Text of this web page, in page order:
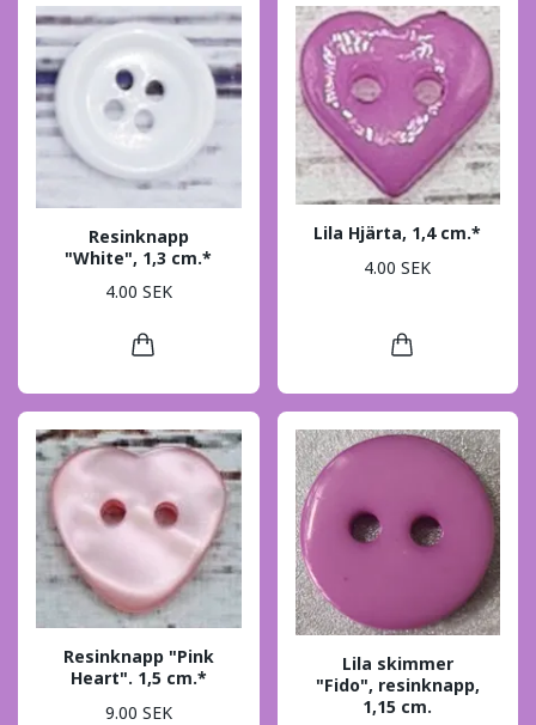
Resinknapp
"White", 1,3 cm.*
4.00 SEK
Lila Hjärta, 1,4 cm.*
4.00 SEK
Resinknapp "Pink
Heart". 1,5 cm.*
9.00 SEK
Lila skimmer
"Fido", resinknapp,
1,15 cm.